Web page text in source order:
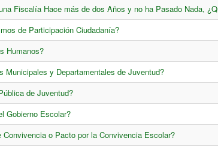
Fiscalía Hace más de dos Años y no ha Pasado Nada,
de Participación Ciudadanía?
Humanos?
Municipales y Departamentales de Juventud?
de Juventud?
Gobierno Escolar?
Convivencia o Pacto por la Convivencia Escolar?